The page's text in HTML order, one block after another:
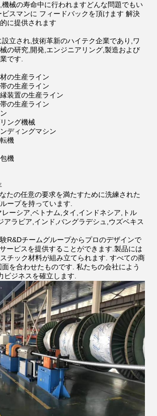
械の寿命中に行われますどんな問題でもい
スマンに フィードバックを頂けます 解決
に提供されます
立され,技術革新のハイテク企業であり,ワ
の研究,開発,エンジニアリング,製造および
です.
の生産ライン
の生産ライン
装置の生産ライン
の生産ライン
ング機械
ディングマシン
機
機
たの任意の要求を満たすために洗練された
ープを持っています.
ーシア,ベトナム,タイ,インドネシア,トル
アラビア,インド,バングラデシュ,ウズベキス
R&Dチームグループからプロのデザインで
ービスを提供することができます.製品には
チック材料が組み立てられます. すべての商
を合わせたものです. 私たちの会社によう
ビジネスを確立します.